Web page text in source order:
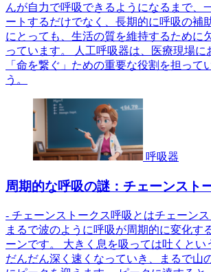
んが自力で呼吸できるようになるまで、
ートするだけでなく、長期的に呼吸の補
にとっても、生活の質を維持するために
っています。 人工呼吸器は、医療現場に
「命を繋ぐ」ための重要な役割を担って
う。
呼吸器
周期的な呼吸の謎：チェーンスト
- チェーンストークス呼吸とはチェーンス
まるで波のように呼吸が周期的に変化す
ーンです。 大きく息を吸っては吐くとい
だんだん深く速くなっていき、まるで山